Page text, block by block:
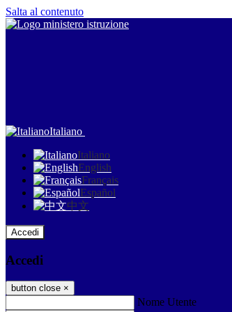
Salta al contenuto
Italiano
Italiano
English
Français
Español
中文
Accedi
Accedi
button close ×
Nome Utente